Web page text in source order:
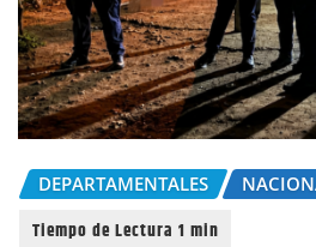
DEPARTAMENTALES